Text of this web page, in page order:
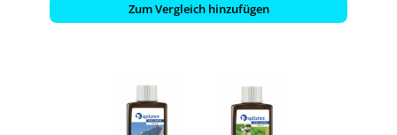
Zum Vergleich hinzufügen